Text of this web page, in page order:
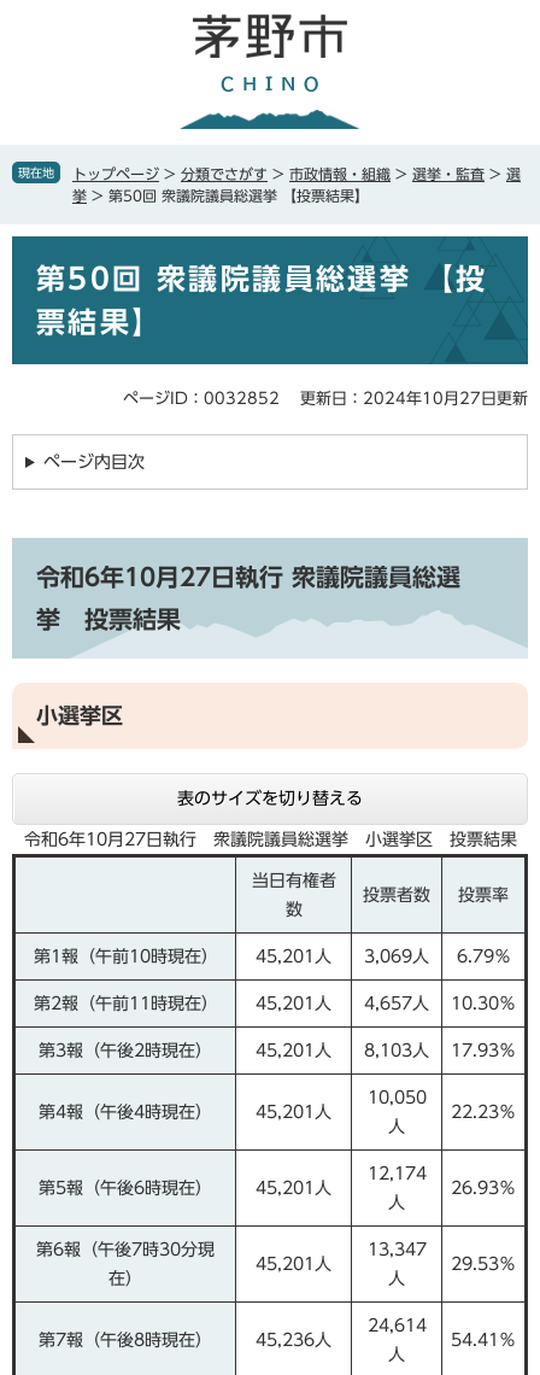
で
ば
本
現在地 トップページ > 分類でさがす > 市政情報・組織 > 選挙・監査 > 選
挙 > 第50回 衆議院議員総選挙 【投票結果】
第50回 衆議院議員総選挙 【投
票結果】
ページID：0032852 更新日：2024年10月27日更新
ページ内目次
令和6年10月27日執行 衆議院議員総選
挙 投票結果
小選挙区
表のサイズを切り替える
令和6年10月27日執行 衆議院議員総選挙 小選挙区 投票結果
当日有権者
数
投票者数 投票率
第1報（午前10時現在） 45,201人 3,069人 6.79％
第2報（午前11時現在） 45,201人 4,657人 10.30％
第3報（午後2時現在） 45,201人 8,103人 17.93％
第4報（午後4時現在） 45,201人
10,050
人
22.23％
第5報（午後6時現在） 45,201人
12,174
人
26.93％
第6報（午後7時30分現
在）
45,201人
13,347
人
29.53％
第7報（午後8時現在） 45,236人
24,614
人
54.41％